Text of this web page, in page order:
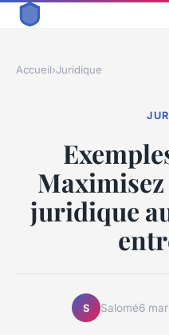
Accueil›Juridique
juridique
S Salomé6